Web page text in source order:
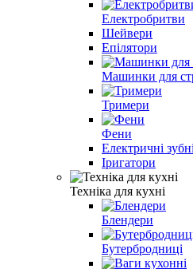
Електробритви
Шейвери
Епілятори
Машинки для
Тримери
Фени
Електричні
Іригатори
Техніка для кухні
Блендери
Бутербродниці